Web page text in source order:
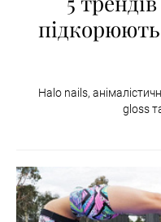
Halo nails,
gloss